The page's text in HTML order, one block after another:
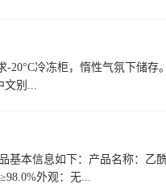
20°C冷冻柜，惰性气氛下储存
文别...
基本信息如下：产品名称：乙
外观：无...